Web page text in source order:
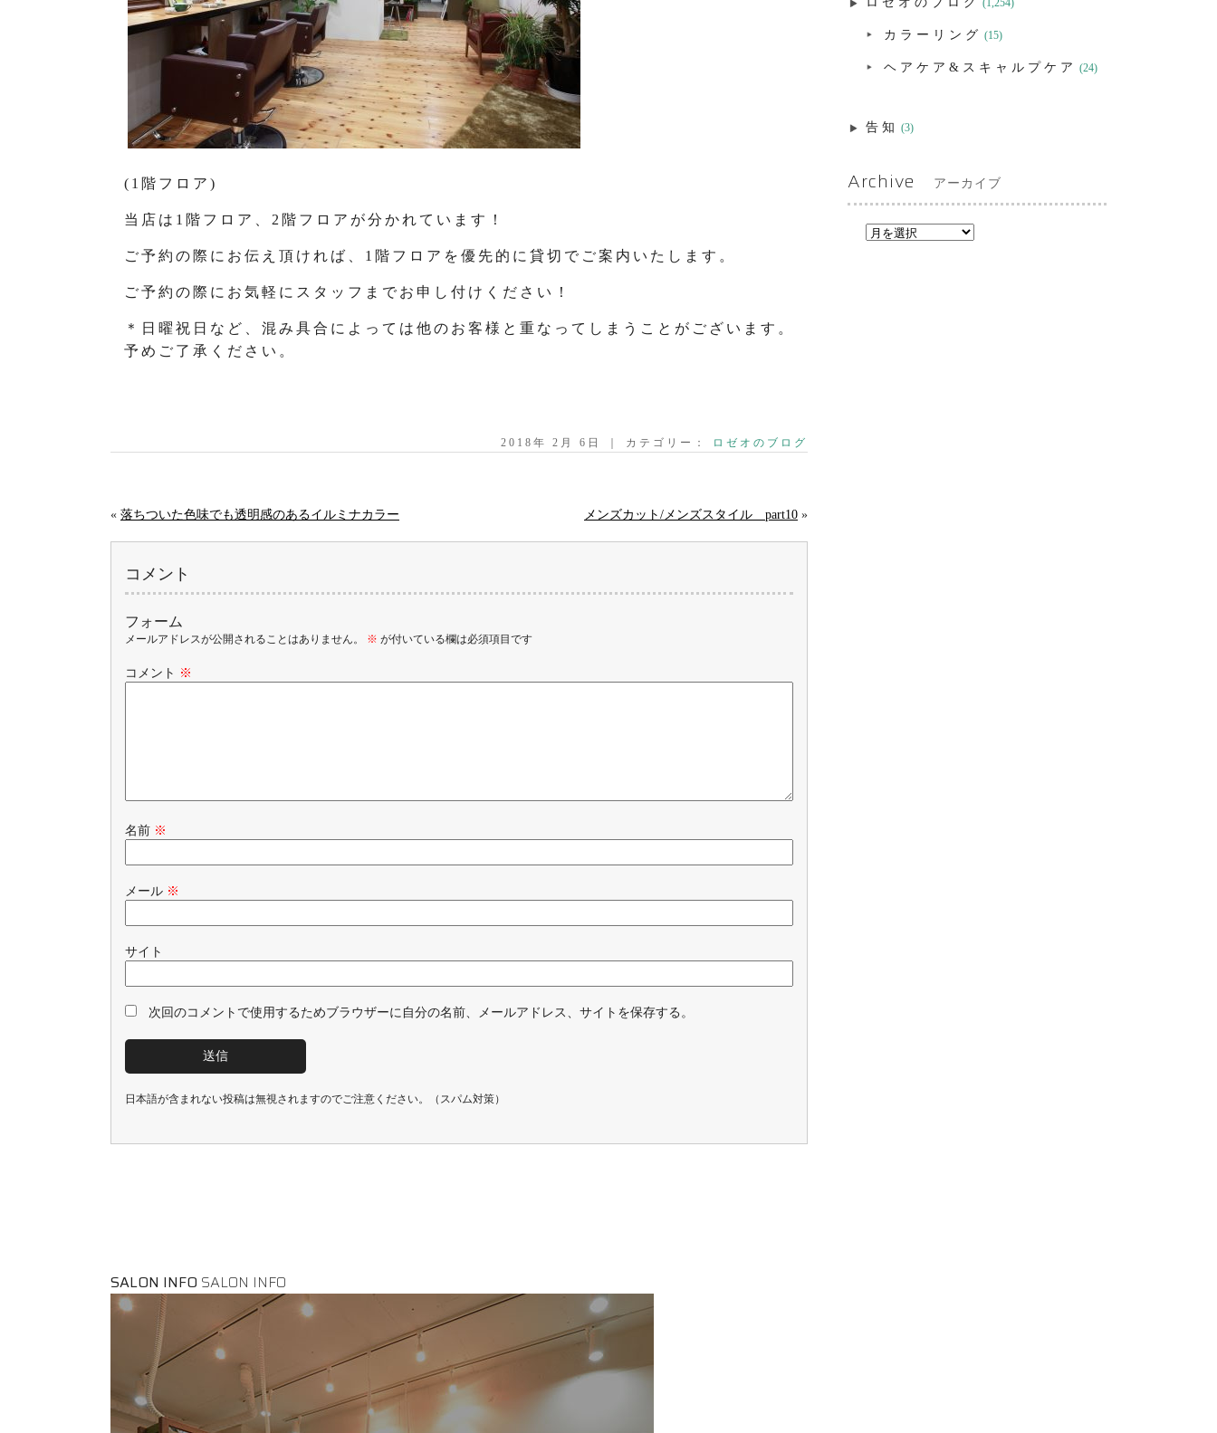
(1階フロア)
当店は1階フロア、2階フロアが分かれています！
ご予約の際にお伝え頂ければ、1階フロアを優先的に貸切でご案内いたします。
ご予約の際にお気軽にスタッフまでお申し付けください！
＊日曜祝日など、混み具合によっては他のお客様と重なってしまうことがございます。
予めご了承ください。
2018年 2月 6日 ｜ カテゴリー： ロゼオのブログ
« 落ちついた色味でも透明感のあるイルミナカラー メンズカット/メンズスタイル part10 »
コメント
フォーム
メールアドレスが公開されることはありません。 ※ が付いている欄は必須項目です
コメント ※
名前 ※
メール ※
サイト
次回のコメントで使用するためブラウザーに自分の名前、メールアドレス、サイトを保存する。
日本語が含まれない投稿は無視されますのでご注意ください。（スパム対策）
(1,254)
カラーリング (15)
ヘアケア&スキャルプケア (24)
告知 (3)
Archive アーカイブ
SALON INFO SALON INFO